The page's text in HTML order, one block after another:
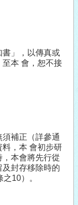
」，以傳真或
本 會，恕不接
補正（詳參通
，本 會初步研
本會將先行從
封存移除時的
之10）。